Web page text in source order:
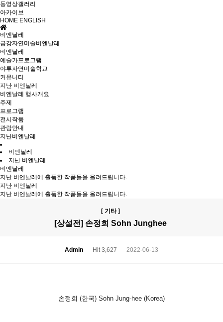
동영상갤러리
아카이브
HOME ENGLISH
비엔날레
금강자연미술비엔날레
비엔날레
예술가프로그램
야투자연미술학교
커뮤니티
지난 비엔날레
비엔날레 행사개요
주제
프로그램
전시작품
관람안내
지난비엔날레
비엔날레
지난 비엔날레
비엔날레
지난 비엔날레에 출품한 작품들을 올려드립니다.
지난 비엔날레
지난 비엔날레에 출품한 작품들을 올려드립니다.
[ 기타 ]
[상설전] 손정희 Sohn Junghee
Admin Hit 3,627 2022-06-13
손정희 (한국) Sohn Jung-hee (Korea)